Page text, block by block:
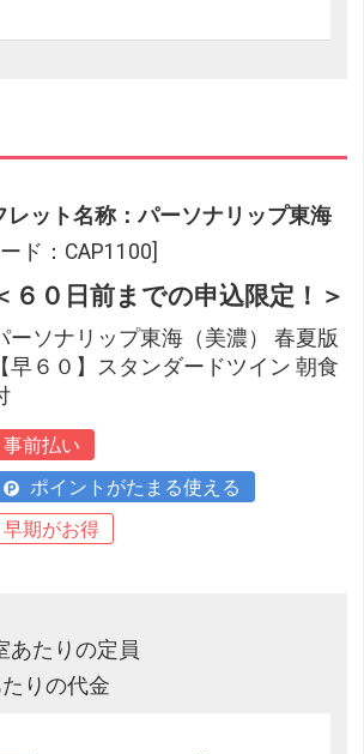
レット名称：パーソナリップ東海
ド：CAP1100]
６０日前までの申込限定！＞
ーソナリップ東海（美濃） 春夏版
【早６０】スタンダードツイン 朝食
事前払い
ポイントがたまる使える
早期がお得
あたりの定員
りの代金